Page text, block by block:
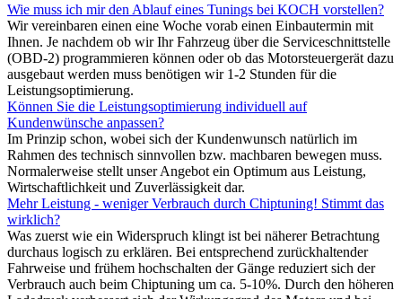
Wie muss ich mir den Ablauf eines Tunings bei KOCH vorstellen?
Wir vereinbaren einen eine Woche vorab einen Einbautermin mit
Ihnen. Je nachdem ob wir Ihr Fahrzeug über die Serviceschnittstelle
(OBD-2) programmieren können oder ob das Motorsteuergerät dazu
ausgebaut werden muss benötigen wir 1-2 Stunden für die
Leistungsoptimierung.
Können Sie die Leistungsoptimierung individuell auf
Kundenwünsche anpassen?
Im Prinzip schon, wobei sich der Kundenwunsch natürlich im
Rahmen des technisch sinnvollen bzw. machbaren bewegen muss.
Normalerweise stellt unser Angebot ein Optimum aus Leistung,
Wirtschaftlichkeit und Zuverlässigkeit dar.
Mehr Leistung - weniger Verbrauch durch Chiptuning! Stimmt das
wirklich?
Was zuerst wie ein Widerspruch klingt ist bei näherer Betrachtung
durchaus logisch zu erklären. Bei entsprechend zurückhaltender
Fahrweise und frühem hochschalten der Gänge reduziert sich der
Verbrauch auch beim Chiptuning um ca. 5-10%. Durch den höheren